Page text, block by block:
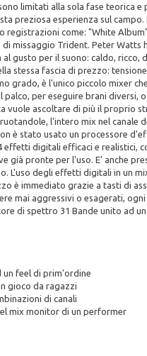
limitati alla sola fase teorica
preziosa esperienza sul
come: "White
missaggio Trident. Peter
gusto per il suono: caldo,
fascia di prezzo:
è l'unico piccolo mixer
per eseguire brani
vuole ascoltare di più il proprio
l'intero mix nel canale
è stato usato un processore
digitali efficaci e realistici,
pronte per l'uso. E' anche
L'uso degli effetti digitali in un
è immediato grazie a tasti di
mai aggressivi o esagerati,
di spettro 31 Bande unito ad
un feel di prim'ordine
gioco da ragazzi
di canali
mix monitor di un performer